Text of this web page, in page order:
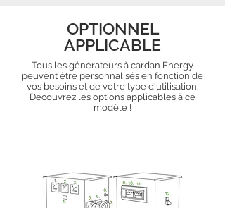
OPTIONNEL
APPLICABLE
Tous les générateurs à cardan Energy
peuvent être personnalisés en fonction de
vos besoins et de votre type d'utilisation.
Découvrez les options applicables à ce
modèle !